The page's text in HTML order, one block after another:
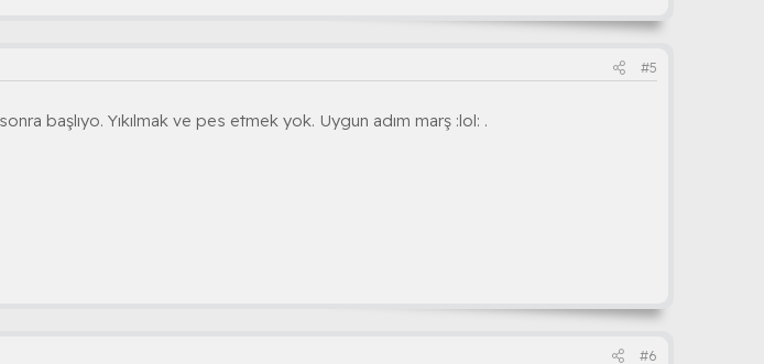
#5
başlıyo. Yıkılmak ve pes etmek yok. Uygun adım marş :lol: .
#6